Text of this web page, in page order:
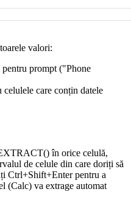
valori:
prompt("Phone
celulele care conțin datele
în orice celulă,
de celule din care doriți să
Ctrl+Shift+Enter pentru a
(Calc) va extrage automat